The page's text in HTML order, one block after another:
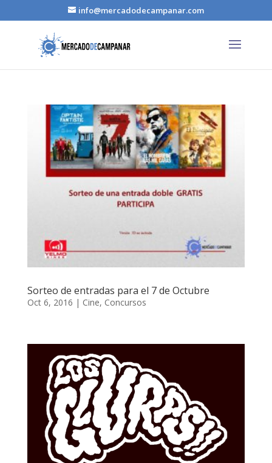
info@mercadodecampanar.com
Sorteo de entradas para el 7 de Octubre
Oct 6, 2016 | Cine, Concursos